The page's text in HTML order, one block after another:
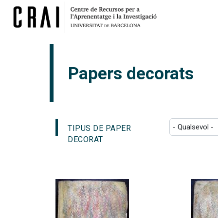
Papers decorats
TIPUS DE PAPER
DECORAT